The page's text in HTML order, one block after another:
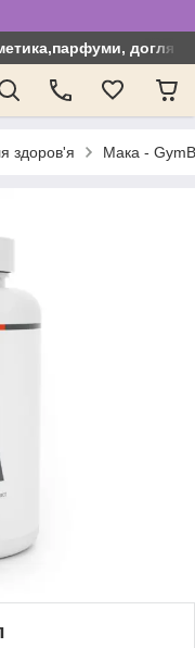
догляд
здоров'я Мака -